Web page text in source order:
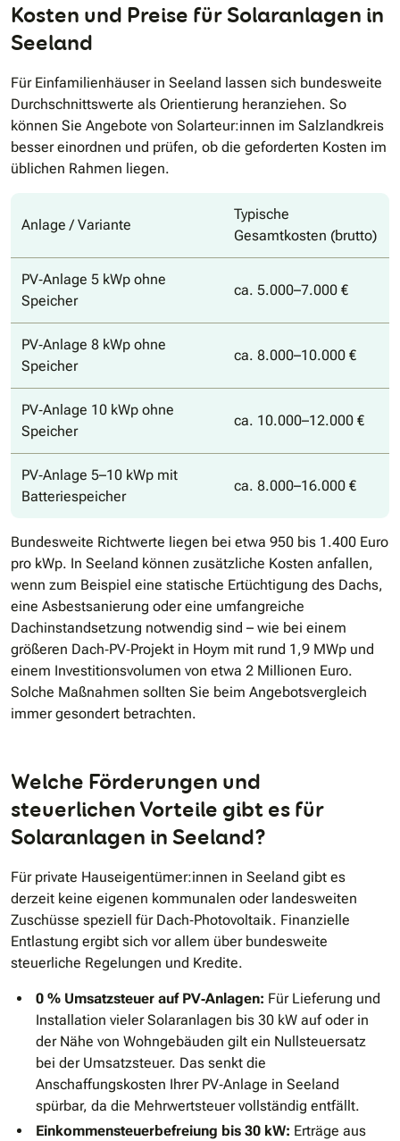
Kosten und Preise für Solaranlagen in
Seeland
Für Einfamilienhäuser in Seeland lassen sich bundesweite
Durchschnittswerte als Orientierung heranziehen. So
können Sie Angebote von Solarteur:innen im Salzlandkreis
besser einordnen und prüfen, ob die geforderten Kosten im
üblichen Rahmen liegen.
Anlage / Variante
Typische
Gesamtkosten (brutto)
PV‐Anlage 5 kWp ohne
Speicher
ca. 5.000–7.000 €
PV‐Anlage 8 kWp ohne
Speicher
ca. 8.000–10.000 €
PV‐Anlage 10 kWp ohne
Speicher
ca. 10.000–12.000 €
PV‐Anlage 5–10 kWp mit
Batteriespeicher
ca. 8.000–16.000 €
Bundesweite Richtwerte liegen bei etwa 950 bis 1.400 Euro
pro kWp. In Seeland können zusätzliche Kosten anfallen,
wenn zum Beispiel eine statische Ertüchtigung des Dachs,
eine Asbestsanierung oder eine umfangreiche
Dachinstandsetzung notwendig sind – wie bei einem
größeren Dach‐PV‐Projekt in Hoym mit rund 1,9 MWp und
einem Investitionsvolumen von etwa 2 Millionen Euro.
Solche Maßnahmen sollten Sie beim Angebotsvergleich
immer gesondert betrachten.
Welche Förderungen und
steuerlichen Vorteile gibt es für
Solaranlagen in Seeland?
Für private Hauseigentümer:innen in Seeland gibt es
derzeit keine eigenen kommunalen oder landesweiten
Zuschüsse speziell für Dach‐Photovoltaik. Finanzielle
Entlastung ergibt sich vor allem über bundesweite
steuerliche Regelungen und Kredite.
0 % Umsatzsteuer auf PV‐Anlagen: Für Lieferung und
Installation vieler Solaranlagen bis 30 kW auf oder in
der Nähe von Wohngebäuden gilt ein Nullsteuersatz
bei der Umsatzsteuer. Das senkt die
Anschaffungskosten Ihrer PV‐Anlage in Seeland
spürbar, da die Mehrwertsteuer vollständig entfällt.
Einkommensteuerbefreiung bis 30 kW: Erträge aus